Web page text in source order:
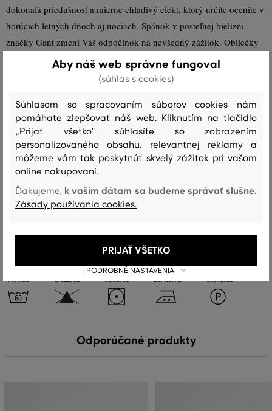
dokonalá priedušnosť a mierne chladivý efekt, ktorý určite oceníte v
horúcich letných dňoch aj nociach. Spánok v posteľnej bielizni
značky Gant zmení Váš odpočinok na nevšedný zážitok. Obliečky
na vankúše a prikrývky sa predávajú samostatne.
Zloženie
predná časť
50 % 50 %
PRANIE BIELENIE SUŠENIE ŽEHLENIE ČISTENIE
Odporúčané produkty
Aby náš web správne fungoval
(súhlas s cookies)
Súhlasom so spracovaním súborov cookies nám
pomáhate zlepšovať náš web. Kliknutím na tlačidlo
„Prijať všetko" súhlasíte so zobrazením
personalizovaného obsahu, relevantnej reklamy a
môžeme vám tak poskytnúť skvelý zážitok pri vašom
online nakupovaní.
Ďakujeme, k vašim dátam sa budeme správať slušne.
Zásady používania cookies.
PODROBNÉ NASTAVENIA
PRIJAŤ VŠETKO